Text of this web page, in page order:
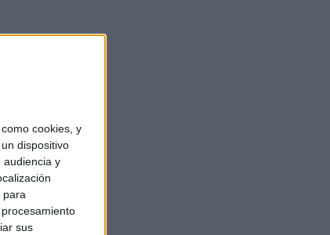
cookies, y
dispositivo
audiencia y
para
sus